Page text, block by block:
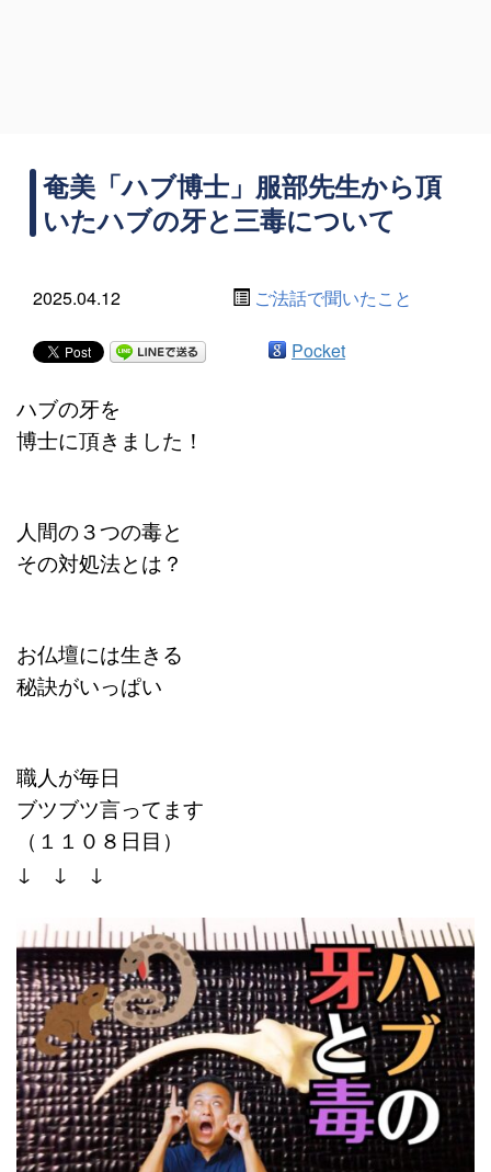
奄美「ハブ博士」服部先生から頂
いたハブの牙と三毒について
2025.04.12 ご法話で聞いたこと
Pocket
ハブの牙を
博士に頂きました！
人間の３つの毒と
その対処法とは？
お仏壇には生きる
秘訣がいっぱい
職人が毎日
ブツブツ言ってます
（１１０８日目）
↓ ↓ ↓